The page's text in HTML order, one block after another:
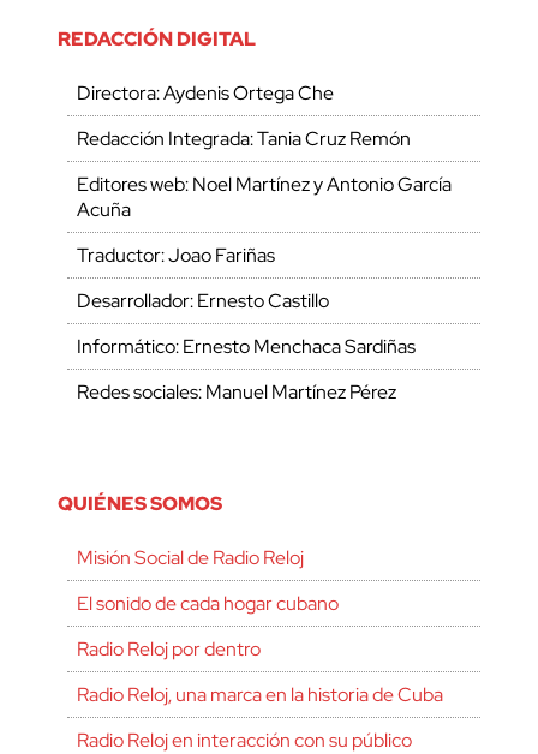
REDACCIÓN DIGITAL
Directora: Aydenis Ortega Che
Redacción Integrada: Tania Cruz Remón
Editores web: Noel Martínez y Antonio García
Acuña
Traductor: Joao Fariñas
Desarrollador: Ernesto Castillo
Informático: Ernesto Menchaca Sardiñas
Redes sociales: Manuel Martínez Pérez
QUIÉNES SOMOS
Misión Social de Radio Reloj
El sonido de cada hogar cubano
Radio Reloj por dentro
Radio Reloj, una marca en la historia de Cuba
Radio Reloj en interacción con su público